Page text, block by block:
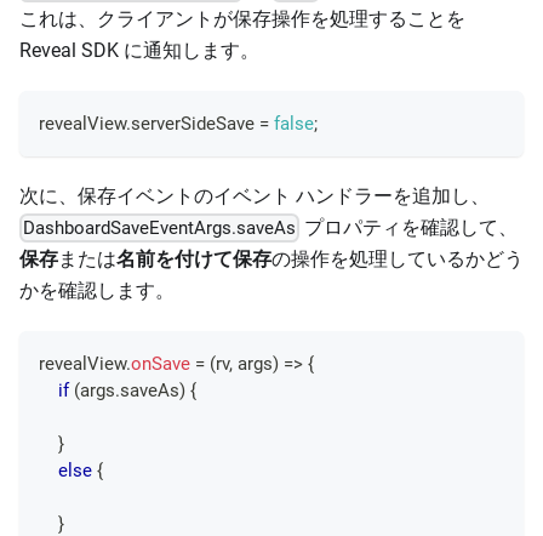
これは、クライアントが保存操作を処理することを
Reveal SDK に通知します。
revealView.serverSideSave = false;
次に、保存イベントのイベント ハンドラーを追加し、
DashboardSaveEventArgs.saveAs プロパティを確認して、
保存または名前を付けて保存の操作を処理しているかどう
かを確認します。
revealView.onSave = (rv, args) => {
if (args.saveAs) {
}
else {
}